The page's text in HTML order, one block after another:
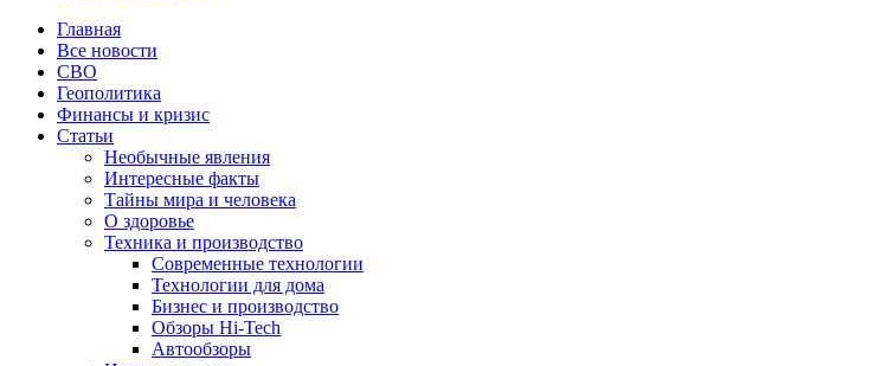
Главная
Все новости
СВО
Геополитика
Финансы и кризис
Статьи
Необычные явления
Интересные факты
Тайны мира и человека
О здоровье
Техника и производство
Современные технологии
Технологии для дома
Бизнес и производство
Обзоры Hi-Tech
Автообзоры